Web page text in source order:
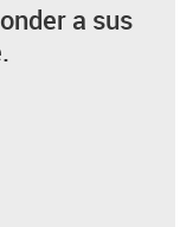
a sus